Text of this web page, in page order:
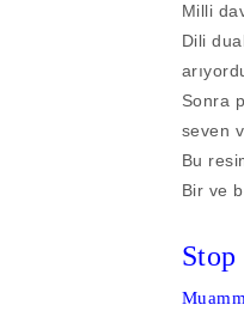
Milli
Dili
Sonra
seven
Bu
Bir ve
Stop